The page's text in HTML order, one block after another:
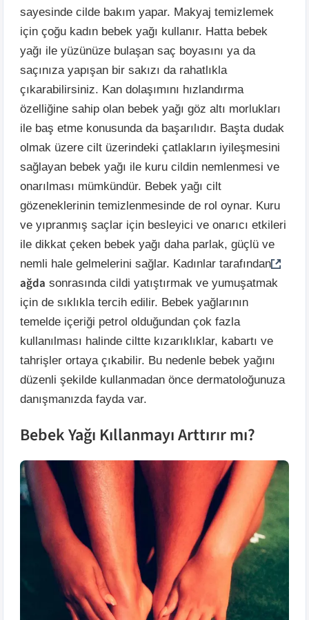
sayesinde cilde bakım yapar. Makyaj temizlemek
için çoğu kadın bebek yağı kullanır. Hatta bebek
yağı ile yüzünüze bulaşan saç boyasını ya da
saçınıza yapışan bir sakızı da rahatlıkla
çıkarabilirsiniz. Kan dolaşımını hızlandırma
özelliğine sahip olan bebek yağı göz altı morlukları
ile baş etme konusunda da başarılıdır. Başta dudak
olmak üzere cilt üzerindeki çatlakların iyileşmesini
sağlayan bebek yağı ile kuru cildin nemlenmesi ve
onarılması mümkündür. Bebek yağı cilt
gözeneklerinin temizlenmesinde de rol oynar. Kuru
ve yıpranmış saçlar için besleyici ve onarıcı etkileri
ile dikkat çeken bebek yağı daha parlak, güçlü ve
nemli hale gelmelerini sağlar. Kadınlar tarafından
ağda sonrasında cildi yatıştırmak ve yumuşatmak
için de sıklıkla tercih edilir. Bebek yağlarının
temelde içeriği petrol olduğundan çok fazla
kullanılması halinde ciltte kızarıklıklar, kabartı ve
tahrişler ortaya çıkabilir. Bu nedenle bebek yağını
düzenli şekilde kullanmadan önce dermatoloğunuza
danışmanızda fayda var.
Bebek Yağı Kıllanmayı Arttırır mı?